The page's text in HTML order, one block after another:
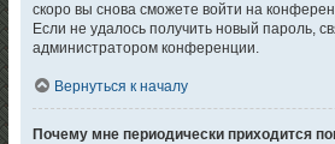
скоро вы снова сможете войти на
Если не удалось получить новый пароль,
администратором конференции.
Вернуться к началу
Почему мне периодически приходится